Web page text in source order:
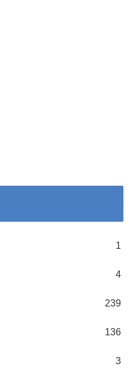
1
4
239
136
3